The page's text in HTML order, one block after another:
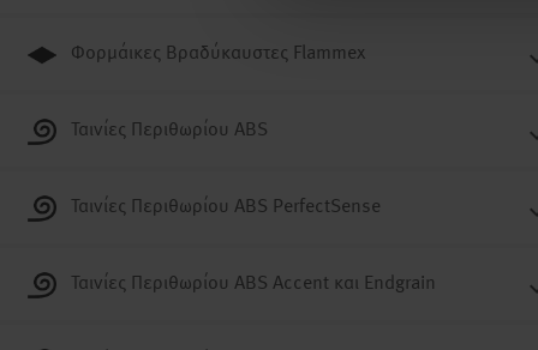
Φορμάικες Βραδύκαυστες Flammex
Ταινίες Περιθωρίου ABS
Ταινίες Περιθωρίου ABS PerfectSense
Ταινίες Περιθωρίου ABS Accent και Endgrain